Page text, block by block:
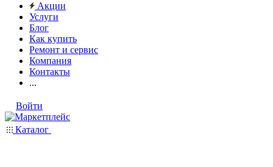
Акции
Услуги
Блог
Как купить
Ремонт и сервис
Компания
Контакты
...
Войти
Каталог